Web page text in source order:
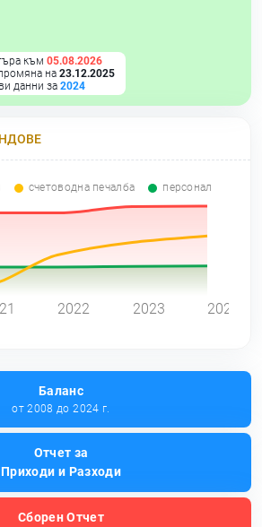
към 05.08.2026
на 23.12.2025
данни за 2024
счетоводна печалба персонал
2022 2023 2024
Баланс
от 2008 до 2024 г.
Отчет за
Приходи и Разходи
Сборен Отчет